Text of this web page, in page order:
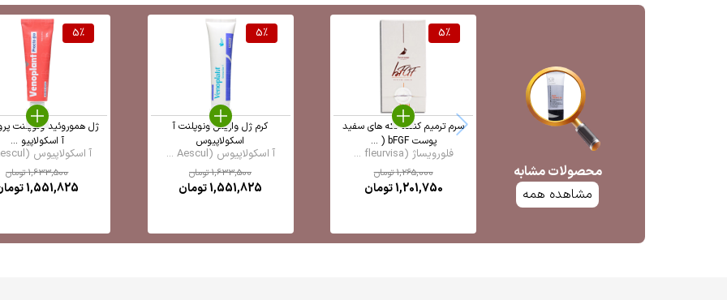
محصولات مشابه
مشاهده همه
5%
سرم ترمیم کننده لکه های سفید
پوست bFGF ( ...
فلورویساژ (fleurvisa ...
1,265,000تومان
1,201,750تومان
5%
کرم ژل واریس ونوپلنت آ
اسکولاپیوس
آ اسکولاپیوس (Aescul ...
1,633,500تومان
1,551,825تومان
5%
ژل هموروئید ونوپلنت
آ اسکولاپیو ...
آ اسکولاپیوس (Aescul ...
1,633,500تومان
1,551,825